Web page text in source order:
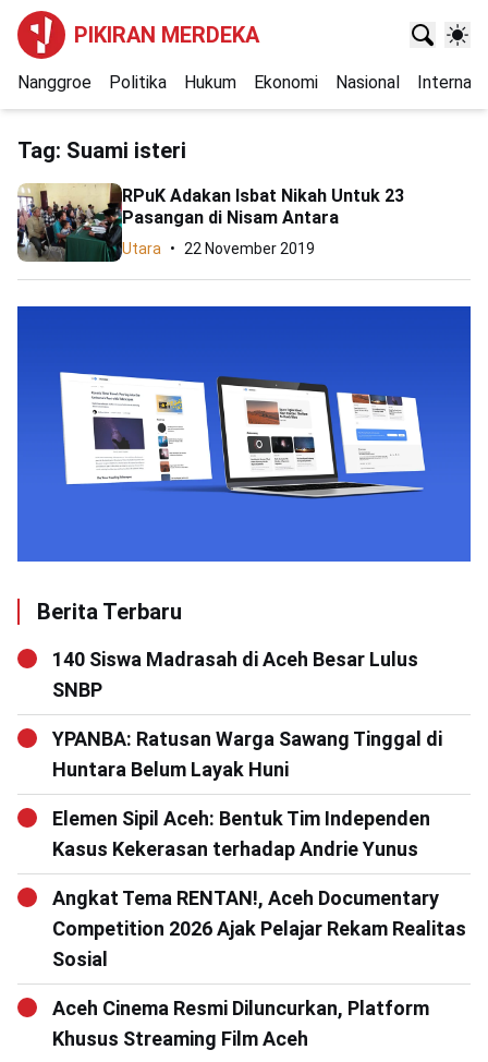
PIKIRAN MERDEKA
Nanggroe Politika Hukum Ekonomi Nasional
Tag: Suami isteri
RPuK Adakan Isbat Nikah Untuk 23
Pasangan di Nisam Antara
Utara 22 November 2019
Berita Terbaru
140 Siswa Madrasah di Aceh Besar Lulus
SNBP
YPANBA: Ratusan Warga Sawang Tinggal di
Huntara Belum Layak Huni
Elemen Sipil Aceh: Bentuk Tim Independen
Kasus Kekerasan terhadap Andrie Yunus
Angkat Tema RENTAN!, Aceh Documentary
Competition 2026 Ajak Pelajar Rekam Realitas
Sosial
Aceh Cinema Resmi Diluncurkan, Platform
Khusus Streaming Film Aceh